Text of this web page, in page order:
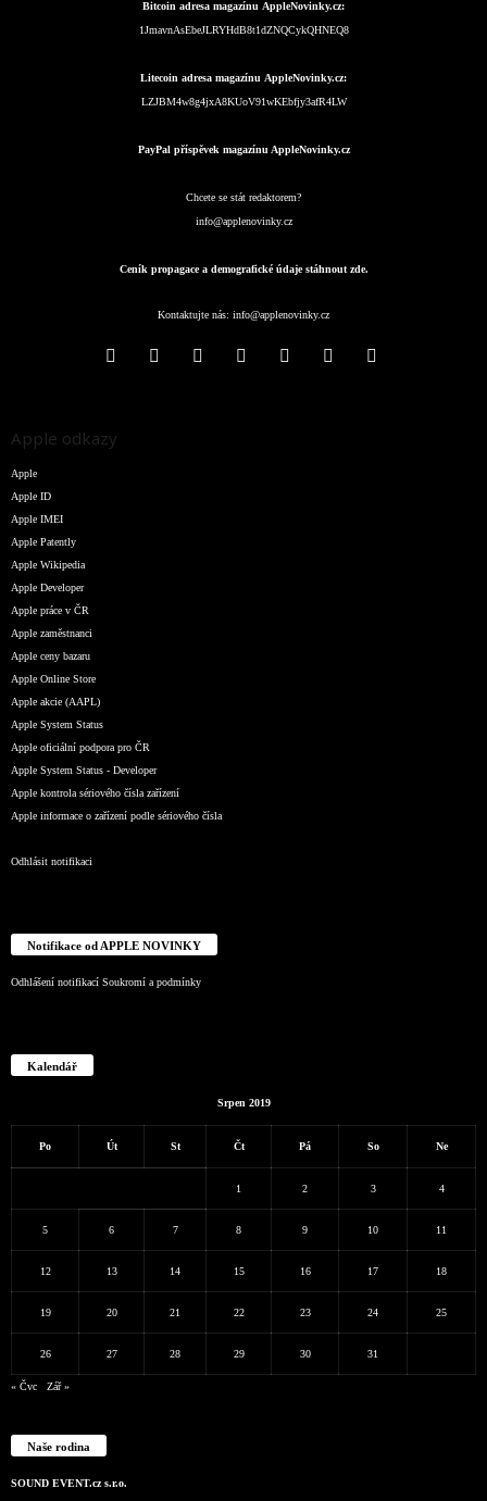
Bitcoin adresa magazínu AppleNovinky.cz:
1JmavnAsEbeJLRYHdB8t1dZNQCykQHNEQ8
Litecoin adresa magazínu AppleNovinky.cz:
LZJBM4w8g4jxA8KUoV91wKEbfjy3afR4LW
PayPal příspěvek magazínu AppleNovinky.cz
Chcete se stát redaktorem?
info@applenovinky.cz
Ceník propagace a demografické údaje stáhnout zde.
Kontaktujte nás: info@applenovinky.cz
Apple odkazy
Apple
Apple ID
Apple IMEI
Apple Patently
Apple Wikipedia
Apple Developer
Apple práce v ČR
Apple zaměstnanci
Apple ceny bazaru
Apple Online Store
Apple akcie (AAPL)
Apple System Status
Apple oficiální podpora pro ČR
Apple System Status - Developer
Apple kontrola sériového čísla zařízení
Apple informace o zařízení podle sériového čísla
Odhlásit notifikaci
Notifikace od APPLE NOVINKY
Odhlášení notifikací Soukromí a podmínky
Kalendář
Srpen 2019
Po Út St Čt Pá So Ne
1 2 3 4
5 6 7 8 9 10 11
12 13 14 15 16 17 18
19 20 21 22 23 24 25
26 27 28 29 30 31
« Čvc Zář »
Naše rodina
SOUND EVENT.cz s.r.o.